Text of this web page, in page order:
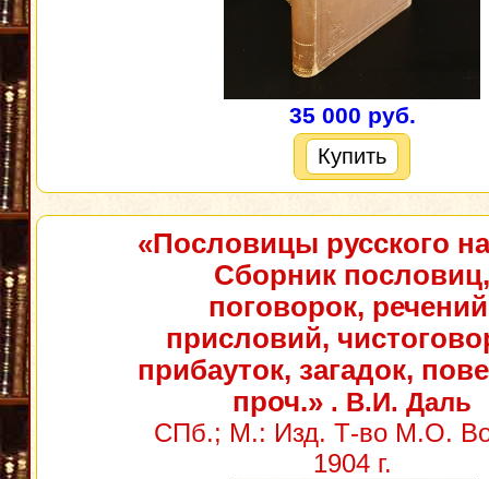
35 000 руб.
Купить
«Пословицы русского
Сборник пословиц,
поговорок,
присловий,
прибауток, загадок,
проч.» . В.И. Даль
СПб.; М.: Изд. Т-во М.О.
1904 г.